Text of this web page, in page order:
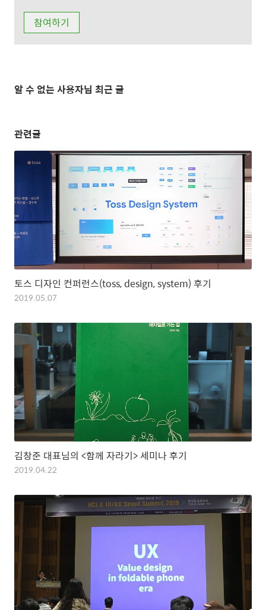
알 수 없는 사용자님 최근 글
관련글
토스 디자인 컨퍼런스(toss, design, system) 후기
2019.05.07
김창준 대표님의 <함께 자라기> 세미나 후기
2019.04.22